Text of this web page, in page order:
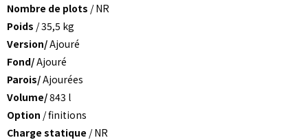
Nombre de plots / NR
Poids / 35,5 kg
Version/Ajouré
Fond/Ajouré
Parois/Ajourées
Volume/843 l
Option / finitions
Charge statique / NR